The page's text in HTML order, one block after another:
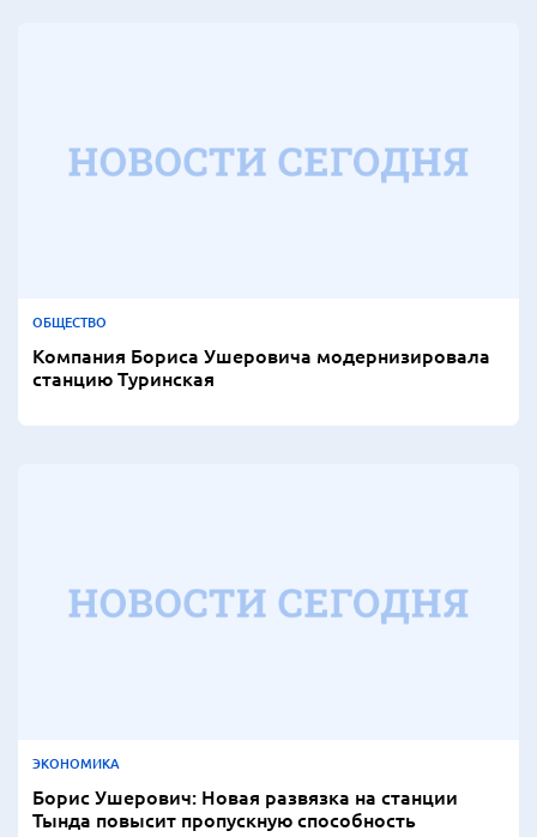
ОБЩЕСТВО
Компания Бориса Ушеровича модернизировала
станцию Туринская
ЭКОНОМИКА
Борис Ушерович: Новая развязка на станции
Тында повысит пропускную способность